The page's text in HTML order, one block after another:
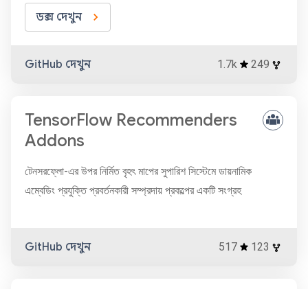
ডক্স দেখুন
GitHub দেখুন 1.7k 249
TensorFlow Recommenders
Addons
টেনসরফ্লো-এর উপর নির্মিত বৃহৎ মাপের সুপারিশ সিস্টেমে ডায়নামিক
এম্বেডিং প্রযুক্তি প্রবর্তনকারী সম্প্রদায় প্রকল্পের একটি সংগ্রহ
GitHub দেখুন 517 123